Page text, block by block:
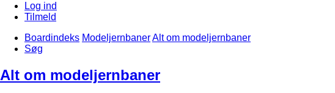
Log ind
Tilmeld
Boardindeks ModeljernbanerAlt om modeljernbaner
Søg
Alt om modeljernbaner